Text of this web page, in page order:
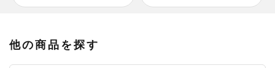
他の商品を探す